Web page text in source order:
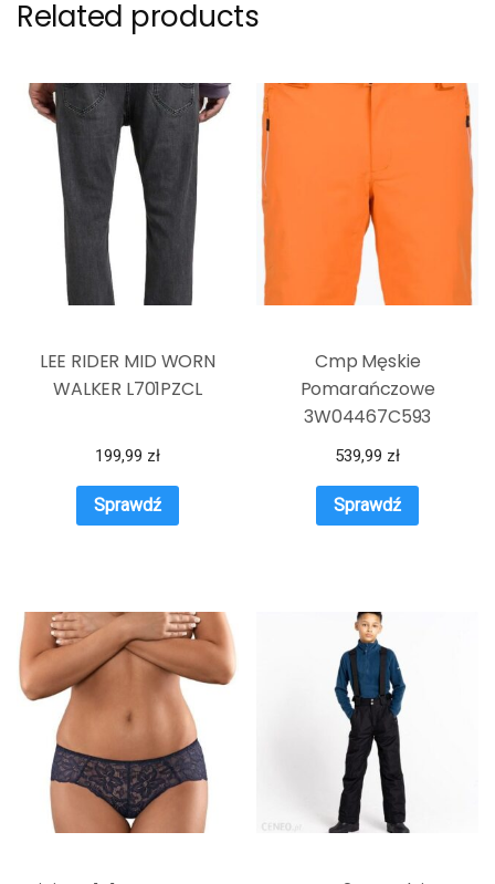
Related products
LEE RIDER MID WORN
WALKER L701PZCL
199,99 zł
Sprawdź
Cmp Męskie
Pomarańczowe
3W04467C593
539,99 zł
Sprawdź